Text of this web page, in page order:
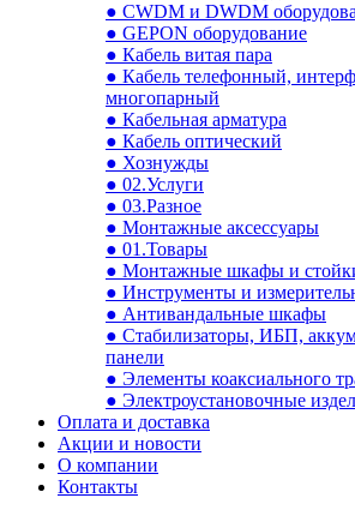
● CWDM и DWDM
● GEPON оборудование
● Кабель витая пара
● Кабель телефонный,
многопарный
● Кабельная арматура
● Кабель оптический
● Хознужды
● 02.Услуги
● 03.Разное
● Монтажные аксессуары
● 01.Товары
● Монтажные шкафы и
● Инструменты и
● Антивандальные шкафы
● Стабилизаторы, ИБП,
панели
● Элементы коаксиального
● Электроустановочные
Оплата и доставка
Акции и новости
О компании
Контакты